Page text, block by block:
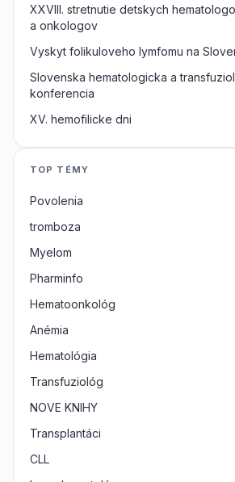
XXVIII. stretnutie detskych
a onkologov
Vyskyt folikuloveho lymfomu na
Slovenska hematologicka a
konferencia
XV. hemofilicke dni
TOP TÉMY
Povolenia
tromboza
Myelom
Pharminfo
Hematoonkológ
Anémia
Hematológia
Transfuziológ
NOVE KNIHY
Transplantáci
CLL